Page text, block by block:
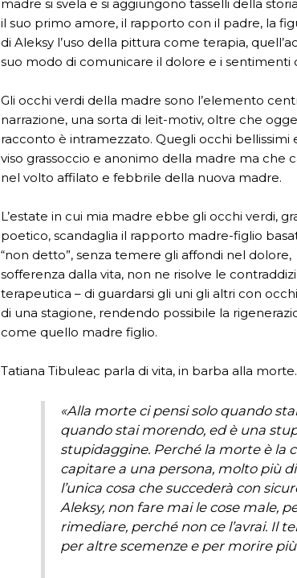
madre si svela e si aggiungono tasselli della
il suo primo amore, il rapporto con il padre, la
di Aleksy l’uso della pittura come terapia,
suo modo di comunicare il dolore e i sentimenti
Gli occhi verdi della madre sono l’elemento
narrazione, una sorta di leit-motiv, oltre che
racconto è intramezzato. Quegli occhi bellissimi
viso grassoccio e anonimo della madre ma
nel volto affilato e febbrile della nuova madre.
L’estate in cui mia madre ebbe gli occhi verdi,
poetico, scandaglia il rapporto madre-figlio
“non detto”, senza temere gli affondi nel
sofferenza dalla vita, non ne risolve le
terapeutica – di guardarsi gli uni gli altri con
di una stagione, rendendo possibile la
come quello madre figlio.
Tatiana Tibuleac parla di vita, in barba alla morte.
«Alla morte ci pensi solo quando
quando stai morendo, ed è una
stupidaggine. Perché la morte è la
capitare a una persona, molto più
l’unica cosa che succederà con
Aleksy, non fare mai le cose male,
rimediare, perché non ce l’avrai. Il
per altre scemenze e per morire